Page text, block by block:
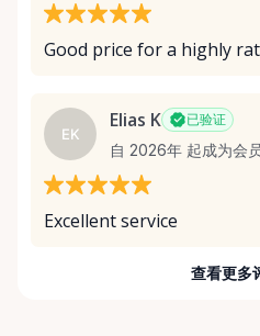
Good price for a highly
EK
Elias K 已验证
自 2026年 起成为会
Excellent service
查看更多